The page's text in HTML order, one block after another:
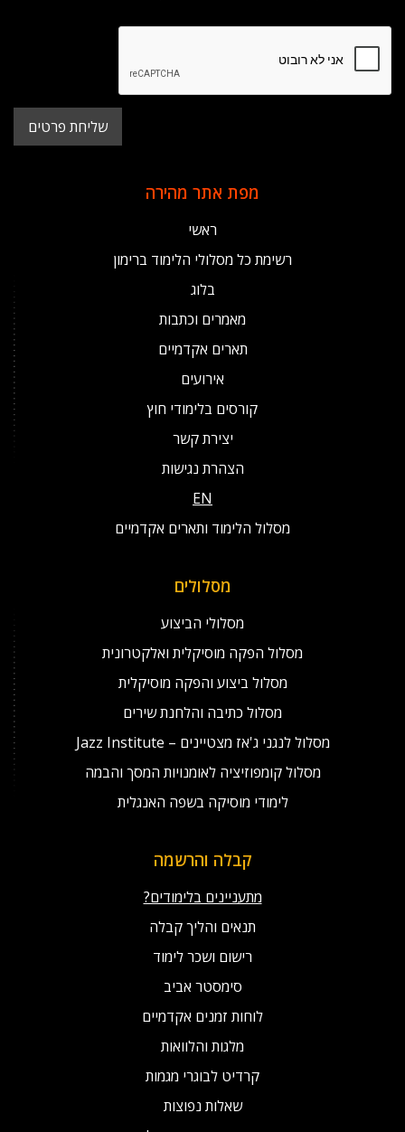
מפת אתר מהירה
ראשי
רשימת כל מסלולי הלימוד ברימון
בלוג
מאמרים וכתבות
תארים אקדמיים
אירועים
קורסים בלימודי חוץ
יצירת קשר
הצהרת נגישות
EN
מסלול הלימוד ותארים אקדמיים
מסלולים
מסלולי הביצוע
מסלול הפקה מוסיקלית ואלקטרונית
מסלול ביצוע והפקה מוסיקלית
מסלול כתיבה והלחנת שירים
מסלול לנגני ג'אז מצטיינים – Jazz Institute
מסלול קומפוזיציה לאומנויות המסך והבמה
לימודי מוסיקה בשפה האנגלית
קבלה והרשמה
מתעניינים בלימודים?
תנאים והליך קבלה
רישום ושכר לימוד
סימסטר אביב
לוחות זמנים אקדמיים
מלגות והלוואות
קרדיט לבוגרי מגמות
שאלות נפוצות